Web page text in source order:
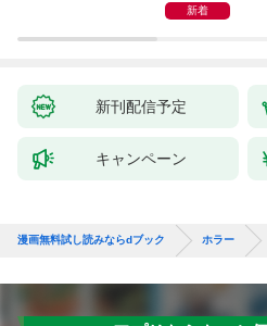
新着
新刊配信予定
キャンペーン
漫画無料試し読みならdブック ホラー